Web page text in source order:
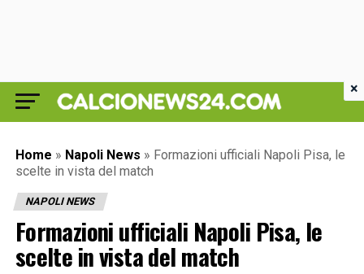
Home » Napoli News » Formazioni ufficiali Napoli Pisa, le
scelte in vista del match
NAPOLI NEWS
Formazioni ufficiali Napoli Pisa, le
scelte in vista del match
×